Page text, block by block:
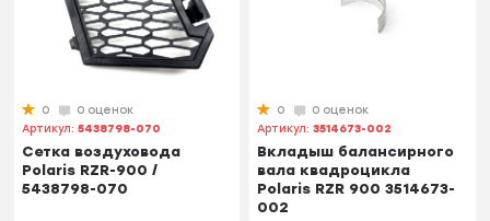
0
0 оценок
Артикул:5438798-070
Сетка воздуховода
Polaris RZR-900 /
5438798-070
0
0 оценок
Артикул:3514673-002
Вкладыш балансирного
вала квадроцикла
Polaris RZR 900 3514673-
002